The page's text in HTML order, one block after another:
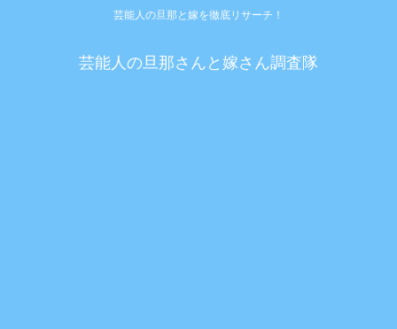
芸能人の旦那と嫁を徹底リサーチ！
芸能人の旦那さんと嫁さん調査隊